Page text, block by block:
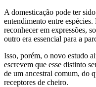
A domesticação pode ter
entendimento entre espécies.
reconhecer em expressões,
outro era essencial para a
Isso, porém, o novo estudo
escrevem que esse distinto
de um ancestral comum, do
receptores de cheiro.